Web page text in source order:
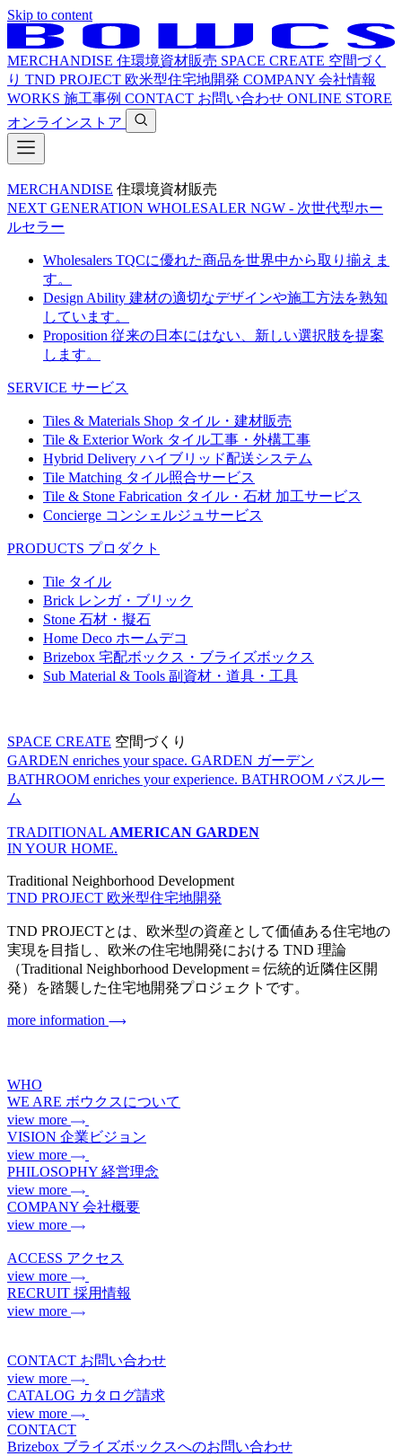
Skip to content
MERCHANDISE 住環境資材販売 SPACE CREATE 空間づく
り TND PROJECT 欧米型住宅地開発 COMPANY 会社情報
WORKS 施工事例 CONTACT お問い合わせ ONLINE STORE
オンラインストア
MERCHANDISE 住環境資材販売
NEXT GENERATION WHOLESALER NGW - 次世代型ホー
ルセラー
Wholesalers TQCに優れた商品を世界中から取り揃えま
す。
Design Ability 建材の適切なデザインや施工方法を熟知
しています。
Proposition 従来の日本にはない、新しい選択肢を提案
します。
SERVICE サービス
Tiles & Materials Shop タイル・建材販売
Tile & Exterior Work タイル工事・外構工事
Hybrid Delivery ハイブリッド配送システム
Tile Matching タイル照合サービス
Tile & Stone Fabrication タイル・石材 加工サービス
Concierge コンシェルジュサービス
PRODUCTS プロダクト
Tile タイル
Brick レンガ・ブリック
Stone 石材・擬石
Home Deco ホームデコ
Brizebox 宅配ボックス・ブライズボックス
Sub Material & Tools 副資材・道具・工具
SPACE CREATE 空間づくり
GARDEN enriches your space. GARDEN ガーデン
BATHROOM enriches your experience. BATHROOM バスルー
ム
TRADITIONAL AMERICAN GARDEN
IN YOUR HOME.
Traditional Neighborhood Development
TND PROJECT 欧米型住宅地開発
TND PROJECTとは、欧米型の資産として価値ある住宅地の
実現を目指し、欧米の住宅地開発における TND 理論
（Traditional Neighborhood Development＝伝統的近隣住区開
発）を踏襲した住宅地開発プロジェクトです。
more information
WHO
WE ARE ボウクスについて
view more
VISION 企業ビジョン
view more
PHILOSOPHY 経営理念
view more
COMPANY 会社概要
view more
ACCESS アクセス
view more
RECRUIT 採用情報
view more
CONTACT お問い合わせ
view more
CATALOG カタログ請求
view more
CONTACT
Brizebox ブライズボックスへのお問い合わせ